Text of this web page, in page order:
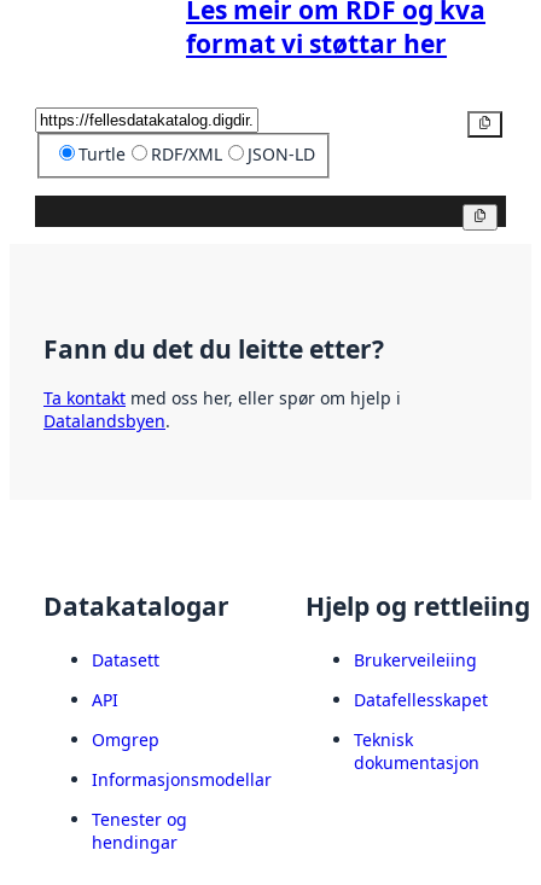
Les meir om RDF og kva
format vi støttar her
Turtle RDF/XML JSON-LD
Fann du det du leitte etter?
Ta kontakt med oss her, eller spør om hjelp i
Datalandsbyen.
Datakatalogar
Datasett
API
Omgrep
Informasjonsmodellar
Tenester og
hendingar
Hjelp og rettleiing
Brukerveileiing
Datafellesskapet
Teknisk
dokumentasjon